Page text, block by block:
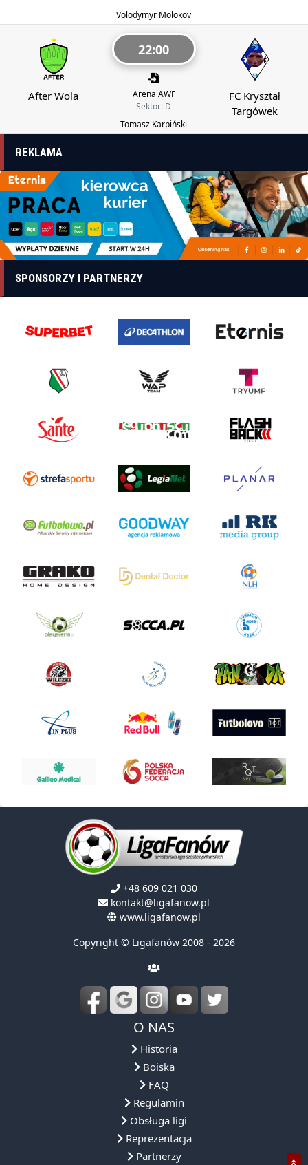
Volodymyr Molokov
After Wola
22:00
Arena AWF
Sektor: D
Tomasz Karpiński
FC Kryształ
Targówek
REKLAMA
SPONSORZY I PARTNERZY
+48 609 021 030
kontakt@ligafanow.pl
www.ligafanow.pl
Copyright © Ligafanów 2008 - 2026
O NAS
Historia
Boiska
FAQ
Regulamin
Obsługa ligi
Reprezentacja
Partnerzy